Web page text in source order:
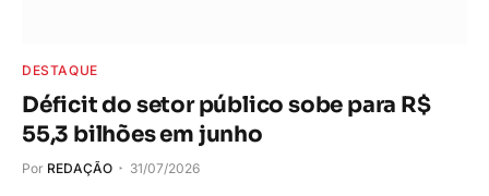
DESTAQUE
Déficit do setor público sobe para R$
55,3 bilhões em junho
Por REDAÇÃO 31/07/2026